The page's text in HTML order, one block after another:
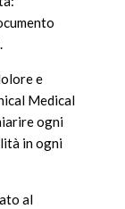
e
Medical
ogni
in ogni
al